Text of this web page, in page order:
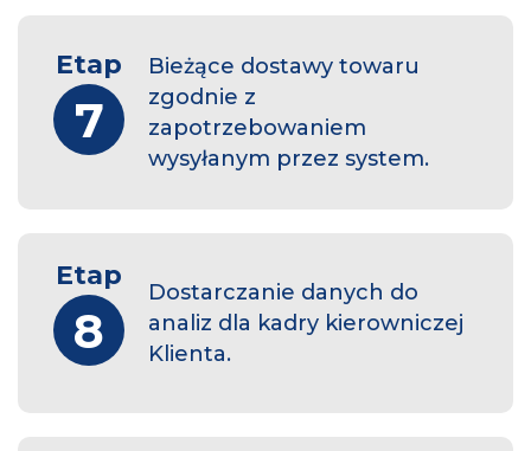
Etap
7
Bieżące dostawy towaru
zgodnie z
zapotrzebowaniem
wysyłanym przez system.
Etap
8
Dostarczanie danych do
analiz dla kadry kierowniczej
Klienta.